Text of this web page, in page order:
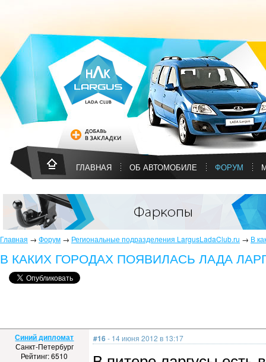
ГЛАВНАЯ ОБ АВТОМОБИЛЕ ФОРУМ
Главная → Форум → Региональные подразделения LargusLadaClub.ru → В
В КАКИХ ГОРОДАХ ПОЯВИЛАСЬ ЛАДА
Синий дипломат
Санкт-Петербург
Рейтинг: 6510
#16- 14 июня 2012 в 13:17